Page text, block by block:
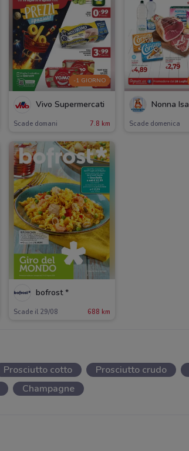
-1 GIORNO
Vivo Supermercati
Scade domani 7.8 km
Nonna Isa
Scade domenica
bofrost *
Scade il 29/08 688 km
Prosciutto cotto Prosciutto crudo
Champagne